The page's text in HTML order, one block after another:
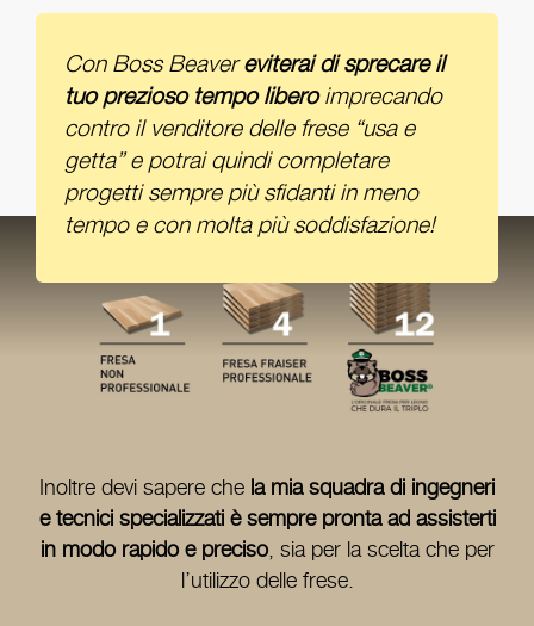
Con Boss Beavereviterai di sprecare il
tuo prezioso tempo liberoimprecando
contro il venditore delle frese “usa e
getta” e potrai quindi completare
progetti sempre più sfidanti in meno
tempo e con molta più soddisfazione!
Inoltre devi sapere che la mia squadra di ingegneri
e tecnici specializzati è sempre pronta ad assisterti
in modo rapido e preciso, sia per la scelta che per
l’utilizzo delle frese.